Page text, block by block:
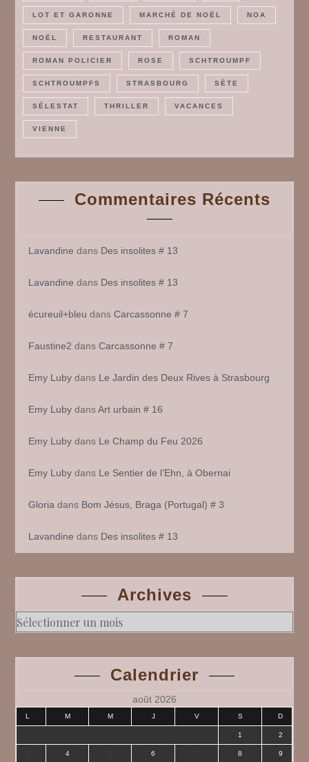
LOT ET GARONNE MARCHÉ DE NOËL NOA
NOËL RESTAURANT ROMAN
ROMAN POLICIER ROSE SCHTROUMPF
SCHTROUMPFS STRASBOURG SÈTE
SÉLESTAT THRILLER VACANCES
VIENNE
Commentaires Récents
Lavandine dans Des insolites # 13
Lavandine dans Des insolites # 13
écureuil+bleu dansCarcassonne # 7
Faustine2 dansCarcassonne # 7
Emy Luby dans Le Jardin des Deux Rives à Strasbourg
Emy Luby dansArt urbain # 16
Emy Luby dans Le Champ du Feu 2026
Emy Luby dans Le Sentier de l’Ehn, à Obernai
Gloria dans Bom Jésus, Braga (Portugal) # 3
Lavandine dans Des insolites # 13
Archives
Archives
Calendrier
août 2026
L M M J V S D
1 2
4 6 8 9